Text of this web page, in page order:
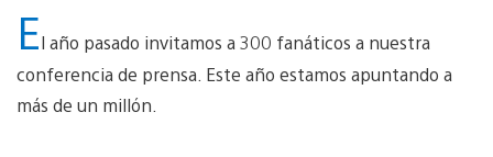
El año pasado invitamos a 300 fanáticos a nuestra
conferencia de prensa. Este año estamos apuntando a
más de un millón.